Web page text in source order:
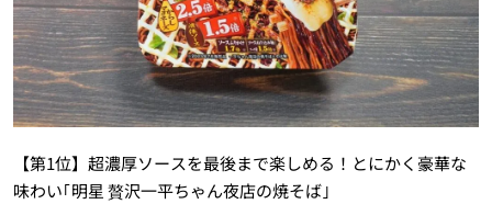
【第1位】超濃厚ソースを最後まで楽しめる！とにかく豪華な
味わい｢明星 贅沢一平ちゃん夜店の焼そば｣